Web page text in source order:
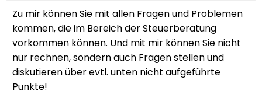
Zu mir können Sie mit allen Fragen und Problemen
kommen, die im Bereich der Steuerberatung
vorkommen können. Und mit mir können Sie nicht
nur rechnen, sondern auch Fragen stellen und
diskutieren über evtl. unten nicht aufgeführte
Punkte!